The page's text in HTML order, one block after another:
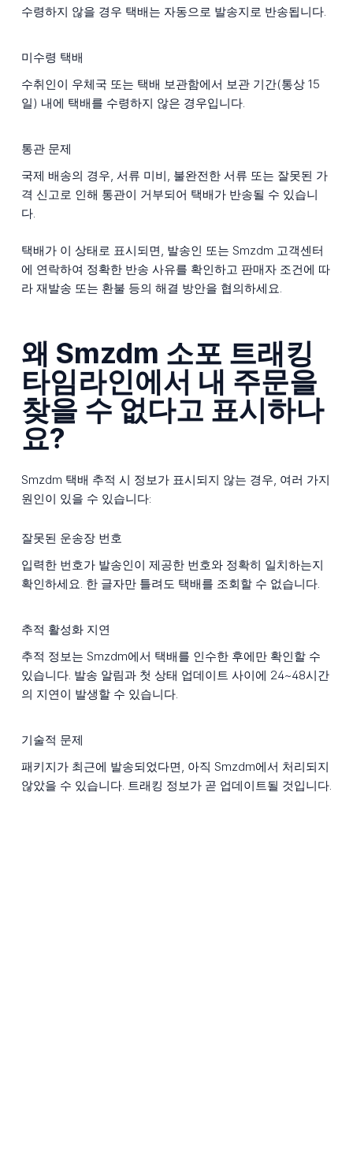
수령하지 않을 경우 택배는 자동으로 발송지로 반송됩니다.
미수령 택배
수취인이 우체국 또는 택배 보관함에서 보관 기간(통상 15
일) 내에 택배를 수령하지 않은 경우입니다.
통관 문제
국제 배송의 경우, 서류 미비, 불완전한 서류 또는 잘못된 가
격 신고로 인해 통관이 거부되어 택배가 반송될 수 있습니
다.
택배가 이 상태로 표시되면, 발송인 또는 Smzdm 고객센터
에 연락하여 정확한 반송 사유를 확인하고 판매자 조건에 따
라 재발송 또는 환불 등의 해결 방안을 협의하세요.
왜 Smzdm 소포 트래킹
타임라인에서 내 주문을
찾을 수 없다고 표시하나
요?
Smzdm 택배 추적 시 정보가 표시되지 않는 경우, 여러 가지
원인이 있을 수 있습니다:
잘못된 운송장 번호
입력한 번호가 발송인이 제공한 번호와 정확히 일치하는지
확인하세요. 한 글자만 틀려도 택배를 조회할 수 없습니다.
추적 활성화 지연
추적 정보는 Smzdm에서 택배를 인수한 후에만 확인할 수
있습니다. 발송 알림과 첫 상태 업데이트 사이에 24~48시간
의 지연이 발생할 수 있습니다.
기술적 문제
패키지가 최근에 발송되었다면, 아직 Smzdm에서 처리되지
않았을 수 있습니다. 트래킹 정보가 곧 업데이트될 것입니다.